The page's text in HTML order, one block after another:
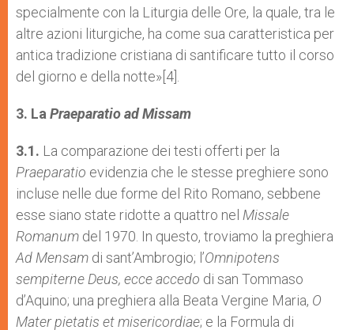
specialmente con la Liturgia delle Ore, la quale, tra le
altre azioni liturgiche, ha come sua caratteristica per
antica tradizione cristiana di santificare tutto il corso
del giorno e della notte»[4].
3. La Praeparatio ad Missam
3.1. La comparazione dei testi offerti per la
Praeparatio evidenzia che le stesse preghiere sono
incluse nelle due forme del Rito Romano, sebbene
esse siano state ridotte a quattro nel Missale
Romanum del 1970. In questo, troviamo la preghiera
Ad Mensam di sant’Ambrogio; l’Omnipotens
sempiterne Deus, ecce accedo di san Tommaso
d’Aquino; una preghiera alla Beata Vergine Maria, O
Mater pietatis et misericordiae; e la Formula di